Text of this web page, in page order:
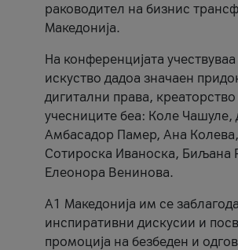
раководител на бизнис
Македонија.
На конференцијата
искуство дадоа значаен
дигитални права,
учесниците беа: Коле
Амбасадор Памер, Ана
Сотироска Иваноска, Биљана
Елеонора Венинова.
А1 Македонија им се
инспиративни дискусии и
промоција на безбеден и